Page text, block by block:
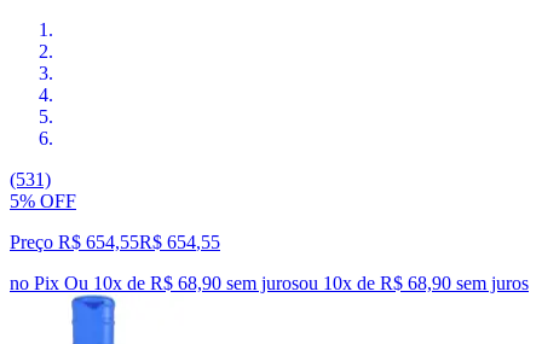
(531)
5% OFF
Preço R$ 654,55R$ 654,55
no Pix Ou 10x de R$ 68,90 sem jurosou 10x de R$ 68,90 sem juros